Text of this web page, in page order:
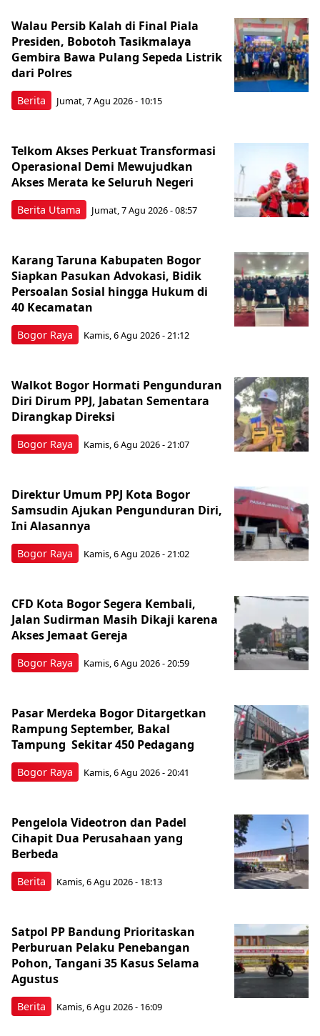
Berita
Walau Persib Kalah di Final Piala
Presiden, Bobotoh Tasikmalaya
Gembira Bawa Pulang Sepeda Listrik
dari Polres
Jumat, 7 Agu 2026 - 10:15
Berita Utama
Telkom Akses Perkuat Transformasi
Operasional Demi Mewujudkan
Akses Merata ke Seluruh Negeri
Jumat, 7 Agu 2026 - 08:57
Bogor Raya
Karang Taruna Kabupaten Bogor
Siapkan Pasukan Advokasi, Bidik
Persoalan Sosial hingga Hukum di
40 Kecamatan
Kamis, 6 Agu 2026 - 21:12
Bogor Raya
Walkot Bogor Hormati Pengunduran
Diri Dirum PPJ, Jabatan Sementara
Dirangkap Direksi
Kamis, 6 Agu 2026 - 21:07
Bogor Raya
Direktur Umum PPJ Kota Bogor
Samsudin Ajukan Pengunduran Diri,
Ini Alasannya
Kamis, 6 Agu 2026 - 21:02
Bogor Raya
CFD Kota Bogor Segera Kembali,
Jalan Sudirman Masih Dikaji karena
Akses Jemaat Gereja
Kamis, 6 Agu 2026 - 20:59
Bogor Raya
Pasar Merdeka Bogor Ditargetkan
Rampung September, Bakal
Tampung Sekitar 450 Pedagang
Kamis, 6 Agu 2026 - 20:41
Berita
Pengelola Videotron dan Padel
Cihapit Dua Perusahaan yang
Berbeda
Kamis, 6 Agu 2026 - 18:13
Berita
Satpol PP Bandung Prioritaskan
Perburuan Pelaku Penebangan
Pohon, Tangani 35 Kasus Selama
Agustus
Kamis, 6 Agu 2026 - 16:09